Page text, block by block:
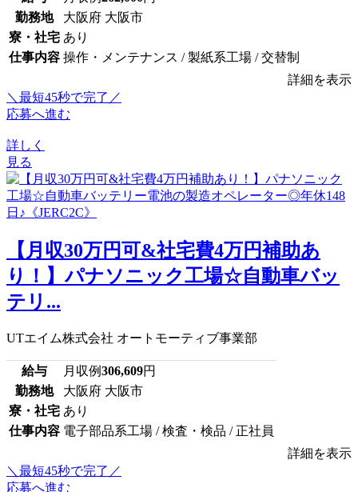
勤務地
大阪府 大阪市
寮・社宅 あり
仕事内容 操作・メンテナンス / 製紙系工場 / 交替制
詳細を表示
＼最短45秒で完了／
応募へ進む
詳しく
見る
【月収30万円可&社宅費4万円補助あ
り！】パナソニック工場☆自動車バッ
テリ...
UTエイム株式会社 オートモーティブ事業部
給与 月収例306,609円
勤務地
大阪府 大阪市
寮・社宅 あり
仕事内容 電子部品系工場 / 検査・検品 / 正社員
詳細を表示
＼最短45秒で完了／
応募へ進む